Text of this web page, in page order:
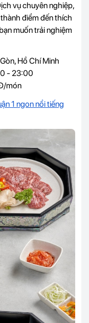
vụ chuyên nghiệp,
điểm đến thích
muốn trải nghiệm
Hồ Chí Minh
- 23:00
món
1 ngon nổi tiếng